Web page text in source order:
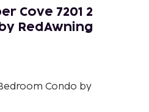
- 2 km/1,2 mi
1,3 mi
- 2,2 km/1,4 mi
Center - 2,5 km/1,6 mi
Harbor - 3 km/1,8 mi
Park - 3 km/1,9 mi
Park - 3,1 km/2 mi
Cove 7201 2
RedAwning
Condo by